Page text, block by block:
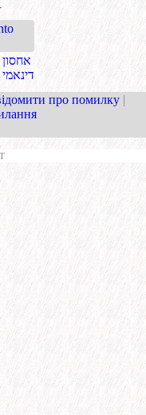
אחסון
דינאמי
про помилку |